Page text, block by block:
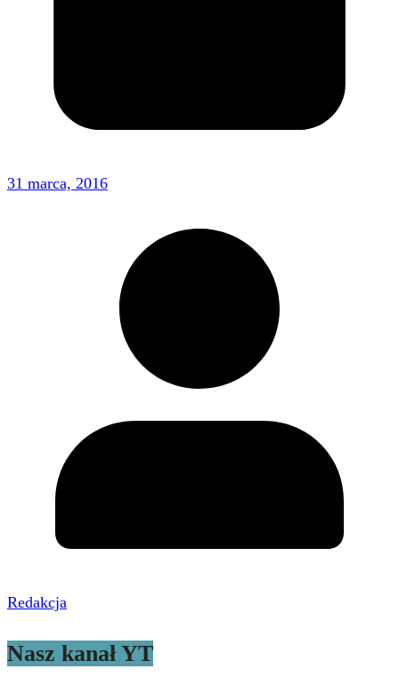
31 marca, 2016
Redakcja
Nasz kanał YT